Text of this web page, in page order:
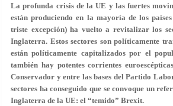
La profunda crisis de la UE y las fuertes
están produciendo en la mayoría de los
triste excepción) ha vuelto a revitalizar los
Inglaterra. Estos sectores son políticamente
están políticamente capitalizados por el
también hay potentes corrientes
Conservador y entre las bases del Partido
sectores ha conseguido que se convoque un
Inglaterra de la UE: el “temido” Brexit.